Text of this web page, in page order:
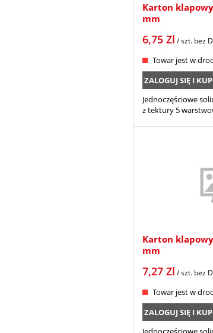
Karton
mm
6,75Zl / szt. bez
Towar jest w
ZALOGUJ SIĘ I
Jednoczęściowe
z tektury 5
Karton
mm
7,27Zl / szt. bez
Towar jest w
ZALOGUJ SIĘ I